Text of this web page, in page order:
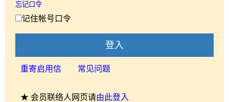
忘记口令
记住帐号口令
登入
重寄启用信 常见问题
★ 会员联络人网页请由此登入